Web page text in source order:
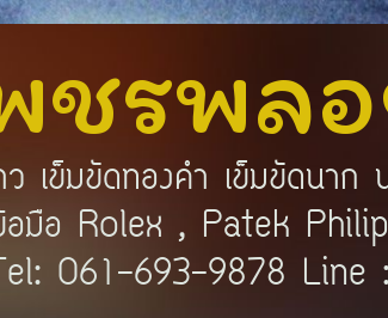
ชรพล
เข็มขัดทองคำ เข็มขัดนาก
ข้อมือ Rolex , Patek
061-693-9878 Line